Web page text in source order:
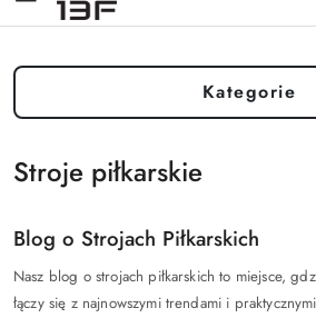
Kategorie
Stroje piłkarskie
Blog o Strojach Piłkarskich
Nasz blog o strojach piłkarskich to miejsce,
łączy się z najnowszymi trendami i